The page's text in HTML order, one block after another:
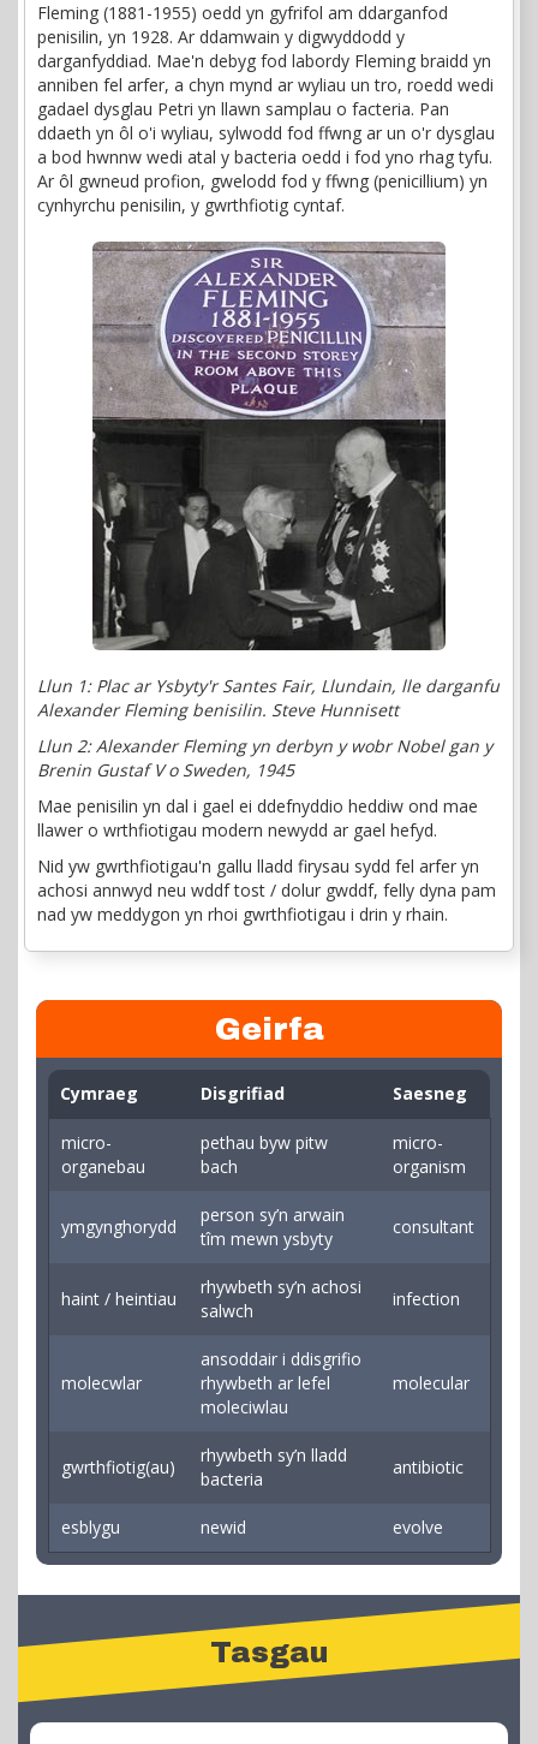
Fleming (1881-1955) oedd yn gyfrifol am ddarganfod
penisilin, yn 1928. Ar ddamwain y digwyddodd y
darganfyddiad. Mae'n debyg fod labordy Fleming braidd yn
anniben fel arfer, a chyn mynd ar wyliau un tro, roedd wedi
gadael dysglau Petri yn llawn samplau o facteria. Pan
ddaeth yn ôl o'i wyliau, sylwodd fod ffwng ar un o'r dysglau
a bod hwnnw wedi atal y bacteria oedd i fod yno rhag tyfu.
Ar ôl gwneud profion, gwelodd fod y ffwng (penicillium) yn
cynhyrchu penisilin, y gwrthfiotig cyntaf.
Llun 1: Plac ar Ysbyty'r Santes Fair, Llundain, lle darganfu
Alexander Fleming benisilin. Steve Hunnisett
Llun 2:Alexander Fleming yn derbyn y wobr Nobel gan y
Brenin Gustaf V o Sweden, 1945
Mae penisilin yn dal i gael ei ddefnyddio heddiw ond mae
llawer o wrthfiotigau modern newydd ar gael hefyd.
Nid yw gwrthfiotigau'n gallu lladd firysau sydd fel arfer yn
achosi annwyd neu wddf tost / dolur gwddf, felly dyna pam
nad yw meddygon yn rhoi gwrthfiotigau i drin y rhain.
Geirfa
Cymraeg Disgrifiad Saesneg
micro-
organebau
pethau byw pitw
bach
micro-
organism
ymgynghorydd
person sy’n arwain
tîm mewn ysbyty
consultant
haint / heintiau
rhywbeth sy’n achosi
salwch
infection
molecwlar
ansoddair i ddisgrifio
rhywbeth ar lefel
moleciwlau
molecular
gwrthfiotig(au)
rhywbeth sy’n lladd
bacteria
antibiotic
esblygu newid evolve
Tasgau